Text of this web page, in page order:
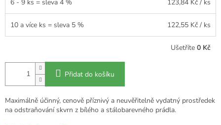
6 - 9 ks = sleva 4 % 123,84 Kč / ks
10 a více ks = sleva 5 % 122,55 Kč / ks
Ušetříte 0 Kč
Přidat do košíku
Maximálně účinný, cenově příznivý a neuvěřitelně vydatný prostředek
na odstraňování skvrn z bílého a stálobarevného prádla.